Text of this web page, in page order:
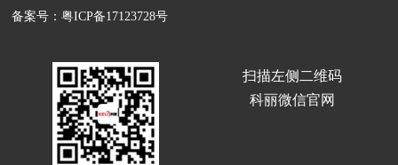
备案号：粤ICP备17123728号
扫描左侧二维码
科丽微信官网